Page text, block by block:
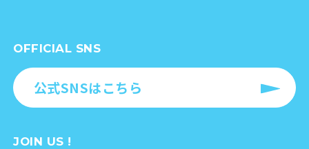
OFFICIAL SNS
公式SNSはこちら
JOIN US !